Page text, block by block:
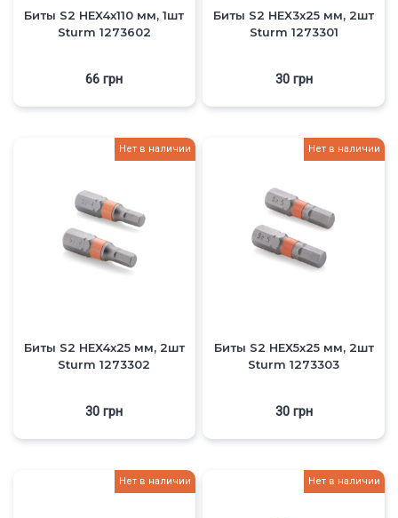
Биты S2 HEX4x110 мм, 1шт
Sturm 1273602
66грн
Биты S2 HEX3x25 мм, 2шт
Sturm 1273301
30 грн
Нет в наличии
Биты S2 HEX4x25 мм, 2шт
Sturm 1273302
30грн
Нет в наличии
Биты S2 HEX5x25 мм, 2шт
Sturm 1273303
30 грн
Нет в наличии Нет в наличии